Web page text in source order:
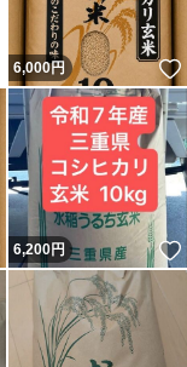
いいね！
6,000円
いいね！
6,200円